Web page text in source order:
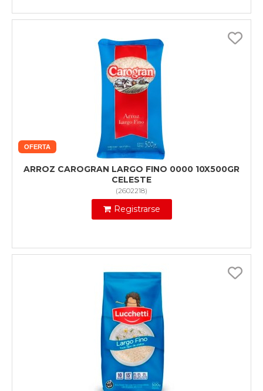
OFERTA
ARROZ CAROGRAN LARGO FINO 0000 10X500GR
CELESTE
(2602218)
Registrarse